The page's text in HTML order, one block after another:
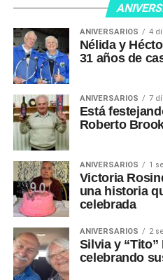
ANIVERSARIOS 4
Nélida y
31 años de
ANIVERSARIOS 7
Está
Roberto
ANIVERSARIOS 1
Victoria
una historia
celebrada
ANIVERSARIOS 2
Silvia y “Tito”
celebrando